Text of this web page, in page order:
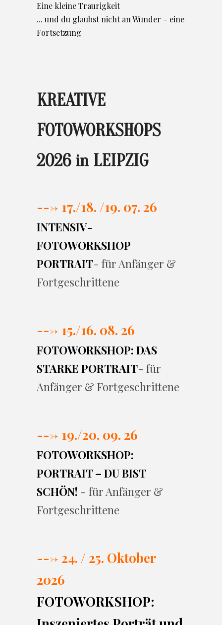
Eine kleine Traurigkeit
... und du glaubst nicht an Wunder – eine
Fortsetzung
KREATIVE
FOTOWORKSHOPS
2026 in LEIPZIG
---> 17./18. /19. 07. 26
INTENSIV-
FOTOWORKSHOP
PORTRAIT- für Anfänger &
Fortgeschrittene
---> 15./16. 08. 26
FOTOWORKSHOP: DAS
STARKE PORTRAIT- für
Anfänger & Fortgeschrittene
---> 19./20. 09. 26
FOTOWORKSHOP:
PORTRAIT – DU BIST
SCHÖN! - für Anfänger &
Fortgeschrittene
---> 24. / 25. Oktober
2026
FOTOWORKSHOP: